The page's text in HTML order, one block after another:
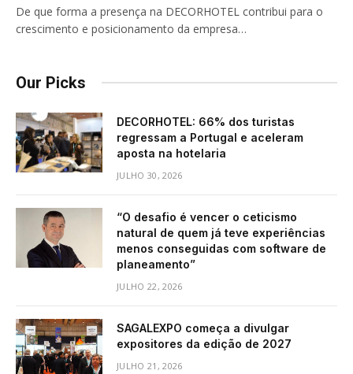
De que forma a presença na DECORHOTEL contribui para o
crescimento e posicionamento da empresa…
Our Picks
DECORHOTEL: 66% dos turistas
regressam a Portugal e aceleram
aposta na hotelaria
JULHO 30, 2026
“O desafio é vencer o ceticismo
natural de quem já teve experiências
menos conseguidas com software de
planeamento”
JULHO 22, 2026
SAGALEXPO começa a divulgar
expositores da edição de 2027
JULHO 21, 2026